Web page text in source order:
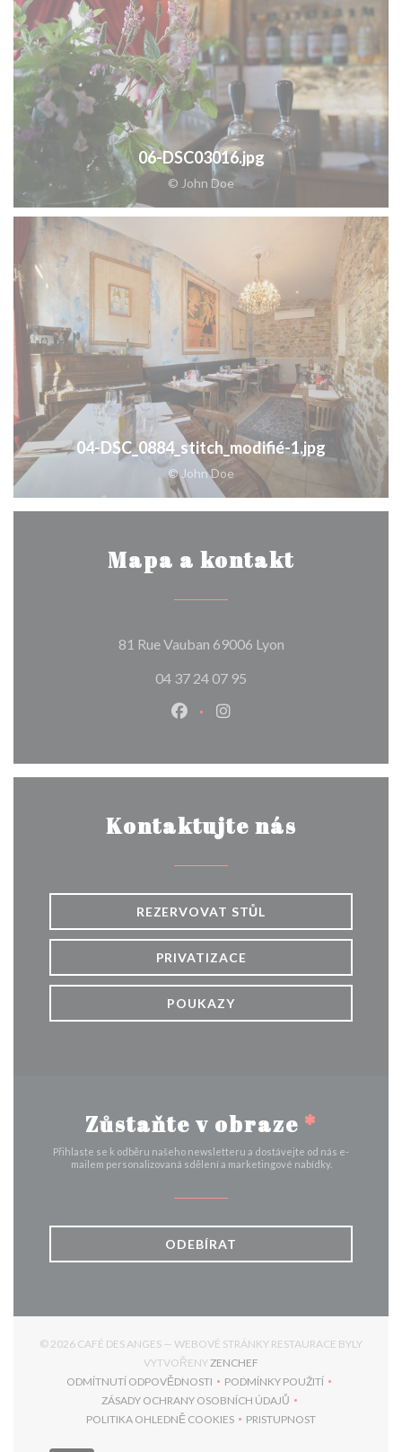
06-DSC03016.jpg
© John Doe
04-DSC_0884_stitch_modifié-1.jpg
© John Doe
Mapa a kontakt
81 Rue Vauban 69006 Lyon((otevře se v
04 37 24 07 95
Facebook ((otevře se v novém
Instagram ((otevře se v
Kontaktujte nás
REZERVOVAT STŮL
PRIVATIZACE
POUKAZY
Zůstaňte v obraze *
Přihlaste se k odběru našeho newsletteru a dostávejte od nás e-
mailem personalizovaná sdělení a marketingové nabídky.
ODEBÍRAT
© 2026 CAFÉ DES ANGES — WEBOVÉ STRÁNKY RESTAURACE BYLY
VYTVOŘENYZENCHEF
ODMÍTNUTÍ ODPOVĚDNOSTI
((OTEVŘE SE V NOVÉM OKNĚ))
PODMÍNKY POUŽITÍ
((OTEVŘE SE V NOVÉM
ZÁSADY OCHRANY OSOBNÍCH ÚDAJŮ
((OTEVŘE SE V NOVÉM OKNĚ))
POLITIKA OHLEDNĚ COOKIES
((OTEVŘE SE V NOVÉM OKNĚ))
PRISTUPNOST
((OTEVŘE SE V NOVÉM